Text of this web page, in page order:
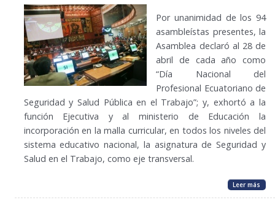
Por unanimidad de los 94
asambleístas presentes, la
Asamblea declaró al 28 de
abril de cada año como
“Día Nacional del
Profesional Ecuatoriano de
Seguridad y Salud Pública en el Trabajo”; y, exhortó a la
función Ejecutiva y al ministerio de Educación la
incorporación en la malla curricular, en todos los niveles del
sistema educativo nacional, la asignatura de Seguridad y
Salud en el Trabajo, como eje transversal.
Leer más